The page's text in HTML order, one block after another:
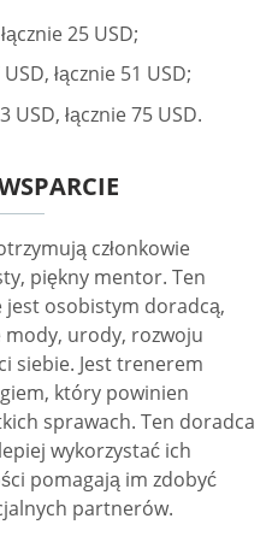
25 USD;
łącznie 51 USD;
USD, łącznie 75 USD.
członkowie
piękny mentor. Ten
osobistym doradcą,
urody, rozwoju
siebie. Jest trenerem
który powinien
sprawach. Ten doradca
wykorzystać ich
pomagają im zdobyć
partnerów.